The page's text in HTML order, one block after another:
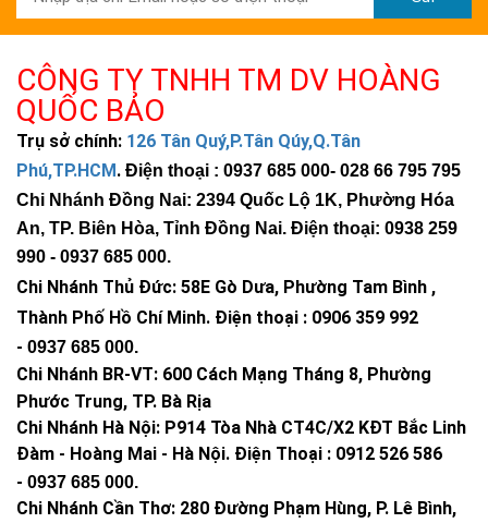
CÔNG TY TNHH TM DV HOÀNG
QUỐC BẢO
Trụ sở chính: 126 Tân Quý,P.Tân Qúy,Q.Tân
Phú,TP.HCM . Điện thoại : 0937 685 000- 028 66 795 795
Chi Nhánh Đồng Nai: 2394 Quốc Lộ 1K, Phường Hóa
An, TP. Biên Hòa, Tỉnh Đồng Nai. Điện thoại: 0938 259
990 - 0937 685 000.
Chi Nhánh Thủ Đức: 58E Gò Dưa, Phường Tam Bình ,
Thành Phố Hồ Chí Minh. Điện thoại : 0906 359 992
- 0937 685 000.
Chi Nhánh BR-VT: 600 Cách Mạng Tháng 8, Phường
Phước Trung, TP. Bà Rịa
Chi Nhánh Hà Nội: P914 Tòa Nhà CT4C/X2 KĐT Bắc Linh
Đàm - Hoàng Mai - Hà Nội. Điện Thoại : 0912 526 586
- 0937 685 000.
Chi Nhánh Cần Thơ: 280 Đường Phạm Hùng, P. Lê Bình,